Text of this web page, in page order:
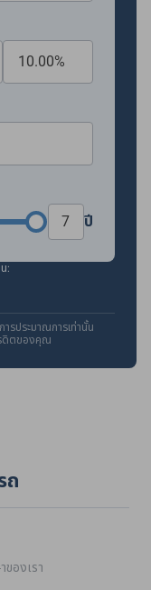
ปี
:
รประมาณการเท่านั้น
ดิตของคุณ
ถ
องเรา